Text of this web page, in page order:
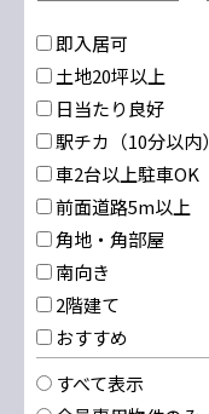
即入居可
土地20坪以上
日当たり良好
駅チカ（10分以内）
車2台以上駐車OK
前面道路5m以上
角地・角部屋
南向き
2階建て
おすすめ
すべて表示